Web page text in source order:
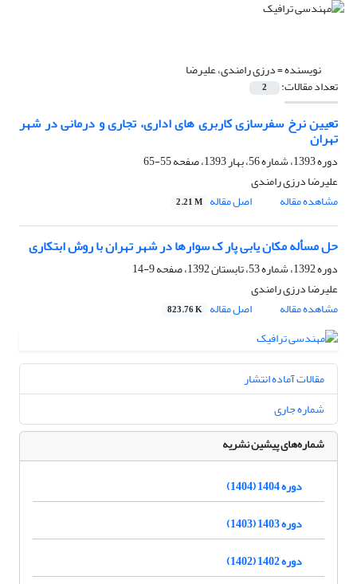
نویسنده =درزی رامندی، علیرضا
تعداد مقالات: 2
تعیین نرخ سفرسازی کاربری های اداری، تجاری و درمانی در شهر
تهران
دوره 1393، شماره 56، بهار 1393، صفحه
55-65
علیرضا درزی رامندی
مشاهده مقاله
اصل مقاله 2.21 M
حل مسأله مکان یابی پار ک سوارها در شهر تهران با روش ابتکاری
دوره 1392، شماره 53، تابستان 1392، صفحه
9-14
علیرضا درزی رامندی
مشاهده مقاله
اصل مقاله 823.76 K
مقالات آماده انتشار
شماره جاری
شماره‌های پیشین نشریه
دوره 1404 (1404)
دوره 1403 (1403)
دوره 1402 (1402)